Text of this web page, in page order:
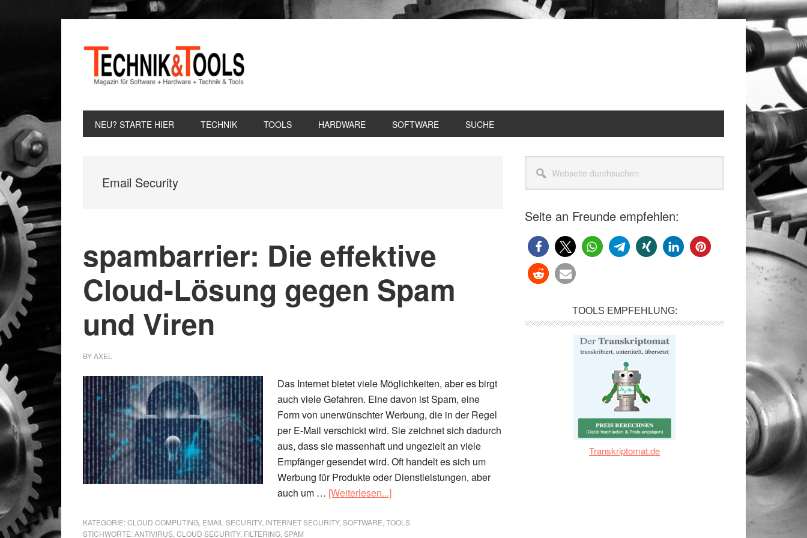
Hauptnavigation
NEU? STARTE HIER TECHNIK TOOLS HARDWARE SOFTWARE SUCHE
Email Security
spambarrier: Die effektive
Cloud-Lösung gegen Spam
und Viren
BYAXEL
Das Internet bietet viele Möglichkeiten, aber es birgt
auch viele Gefahren. Eine davon ist Spam, eine
Form von unerwünschter Werbung, die in der Regel
per E-Mail verschickt wird. Sie zeichnet sich dadurch
aus, dass sie massenhaft und ungezielt an viele
Empfänger gesendet wird. Oft handelt es sich um
Werbung für Produkte oder Dienstleistungen, aber
auch um … [Weiterlesen...]Überspambarrier:
effektive
KATEGORIE:CLOUD COMPUTING EMAIL SECURITY, INTERNET SECURITY, SOFTWARE TOOLS
STICHWORTE:ANTIVIRUS CLOUD SECURITY, FILTERING SPAM
Seitenspalte
durchsuchen
Seite an Freunde empfehlen:
TOOLS EMPFEHLUNG:
Transkriptomat.de